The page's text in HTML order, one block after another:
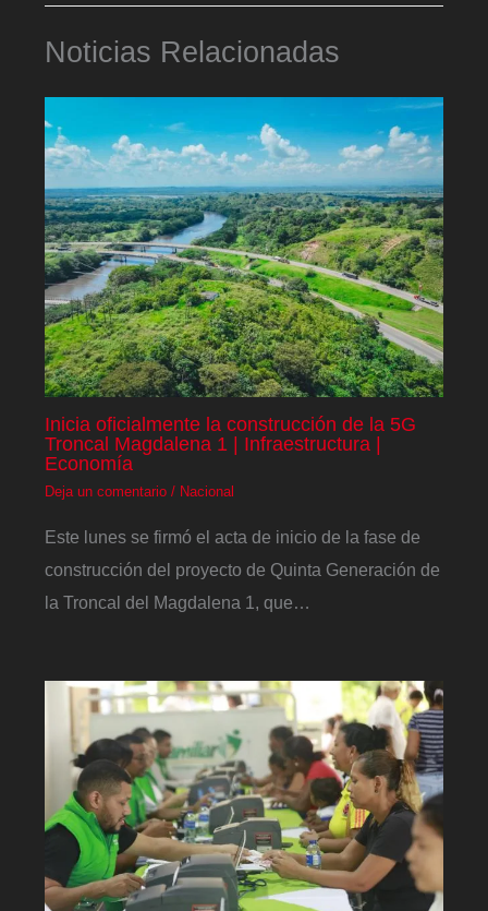
Noticias Relacionadas
Inicia oficialmente la construcción de la 5G
Troncal Magdalena 1 | Infraestructura |
Economía
Deja un comentario / Nacional
Este lunes se firmó el acta de inicio de la fase de
construcción del proyecto de Quinta Generación de
la Troncal del Magdalena 1, que…